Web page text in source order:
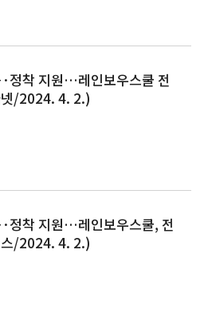
정착 지원…레인보우스쿨 전
/2024. 4. 2.)
정착 지원…레인보우스쿨, 전
/2024. 4. 2.)